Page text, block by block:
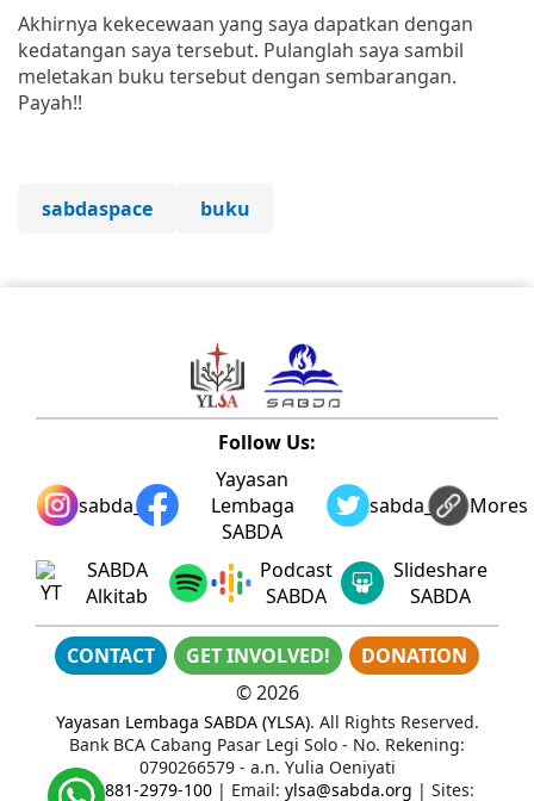
Akhirnya kekecewaan yang saya dapatkan dengan
kedatangan saya tersebut. Pulanglah saya sambil
meletakan buku tersebut dengan sembarangan.
Payah!!
sabdaspace buku
Follow Us:
sabda_ylsa
Yayasan
Lembaga
SABDA
sabda_ylsaMores
SABDA
Alkitab
Podcast
SABDA
Slideshare
SABDA
CONTACT GET INVOLVED!
DONATION
©2026
Yayasan Lembaga SABDA (YLSA). All Rights Reserved.
Bank BCA Cabang Pasar Legi Solo - No. Rekening:
0790266579 - a.n. Yulia Oeniyati
WA:0881-2979-100| Email: ylsa@sabda.org | Sites: